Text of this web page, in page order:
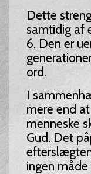
Dette
samtidig af
6. Den er
ord.
I
mere end
menneske
Gud. Det
ingen